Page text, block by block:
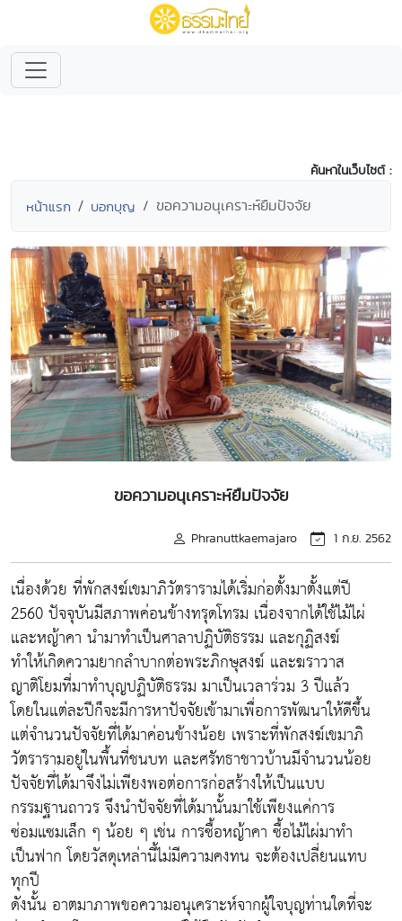
ค้นหาในเว็บไซต์ :
หน้าแรก บอกบุญ ขอความอนุเคราะห์ยืมปัจจัย
ขอความอนุเคราะห์ยืมปัจจัย
Phranuttkaemajaro 1 ก.ย. 2562
เนื่องด้วย ที่พักสงฆ์เขมาภิวัตรารามได้เริ่มก่อตั้งมาตั้งแต่ปี
2560 ปัจจุบันมีสภาพค่อนข้างทรุดโทรม เนื่องจากได้ใช้ไม้ไผ่
และหญ้าคา นำมาทำเป็นศาลาปฏิบัติธรรม และกุฏิสงฆ์
ทำให้เกิดความยากลำบากต่อพระภิกษุสงฆ์ และฆราวาส
ญาติโยมที่มาทำบุญปฏิบัติธรรม มาเป็นเวลาร่วม 3 ปีแล้ว
โดยในแต่ละปีก็จะมีการหาปัจจัยเข้ามาเพื่อการพัฒนาให้ดีขึ้น
แต่จำนวนปัจจัยที่ได้มาค่อนข้างน้อย เพราะที่พักสงฆ์เขมาภิ
วัตรารามอยู่ในพื้นที่ชนบท และศรัทธาชาวบ้านมีจำนวนน้อย
ปัจจัยที่ได้มาจึงไม่เพียงพอต่อการก่อสร้างให้เป็นแบบ
กรรมฐานถาวร จึงนำปัจจัยที่ได้มานั้นมาใช้เพียงแค่การ
ซ่อมแซมเล็ก ๆ น้อย ๆ เช่น การซื้อหญ้าคา ซื้อไม้ไผ่มาทำ
เป็นฟาก โดยวัสดุเหล่านี้ไม่มีความคงทน จะต้องเปลี่ยนแทบ
ทุกปี
ดังนั้น อาตมาภาพขอความอนุเคราะห์จากผู้ใจบุญท่านใดที่จะ